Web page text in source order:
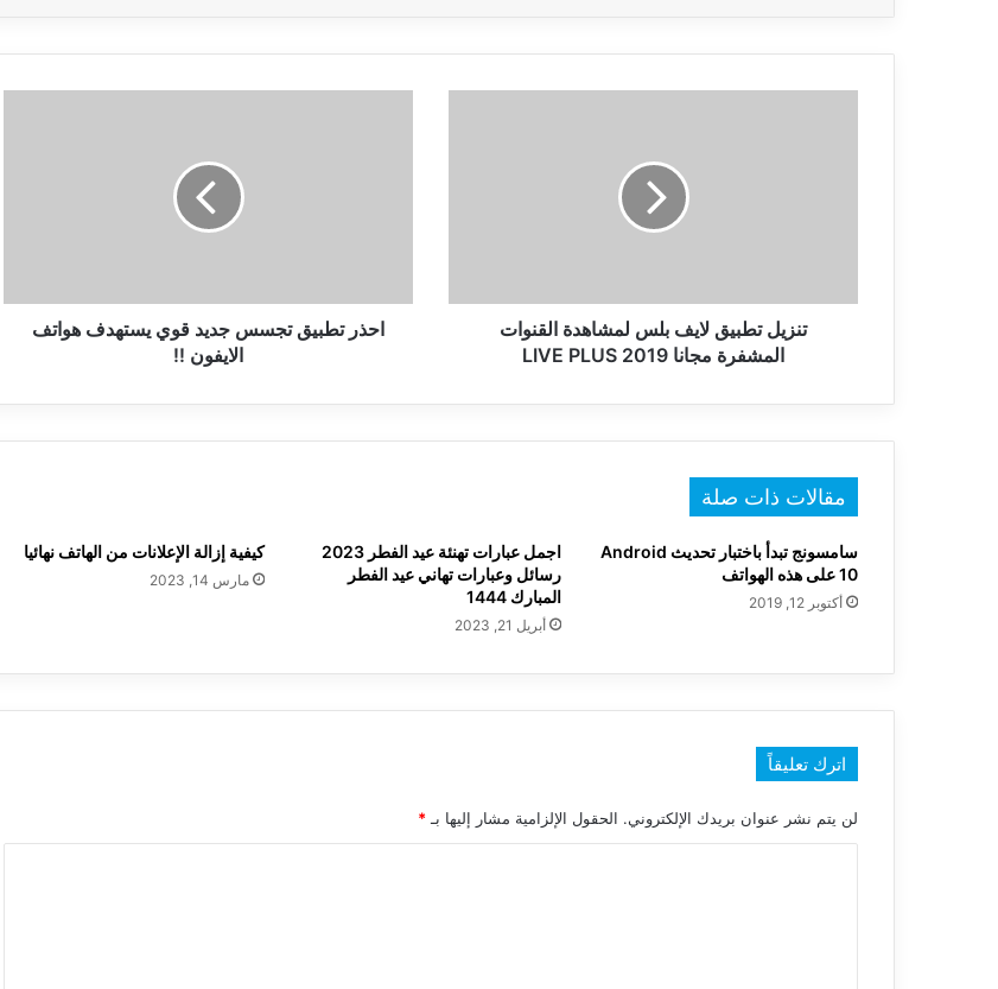
LIVE
تنزيل تطبيق لايف بلس لمشاهدة القنوات
المشفرة مجانا LIVE PLUS 2019
!!
احذر تطبيق تجسس جديد قوي يستهدف هواتف
الايفون !!
مقالات ذات صلة
سامسونج تبدأ باختبار تحديث Android
10 على هذه الهواتف
أكتوبر 12, 2019
اجمل عبارات تهنئة عيد الفطر 2023
رسائل وعبارات تهاني عيد الفطر
المبارك 1444
أبريل 21, 2023
كيفية إزالة الإعلانات من الهاتف نهائيا
مارس 14, 2023
اترك تعليقاً
لن يتم نشر عنوان بريدك الإلكتروني. الحقول الإلزامية مشار إليها بـ *